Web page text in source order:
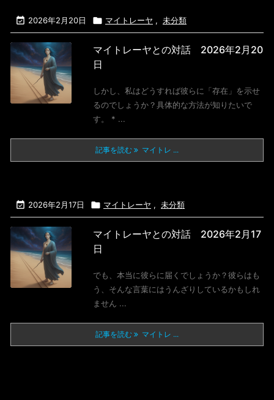
 2026年2月20日  マイトレーヤ , 未分類
マイトレーヤとの対話 2026年2月20
日
しかし、私はどうすれば彼らに「存在」を示せ
るのでしょうか？具体的な方法が知りたいで
す。 * ...
記事を読む マイトレ ...
 2026年2月17日  マイトレーヤ , 未分類
マイトレーヤとの対話 2026年2月17
日
でも、本当に彼らに届くでしょうか？彼らはも
う、そんな言葉にはうんざりしているかもしれ
ません ...
記事を読む マイトレ ...